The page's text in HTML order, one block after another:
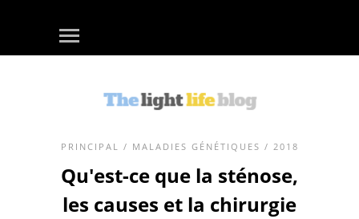
PRINCIPAL / MALADIES GÉNÉTIQUES / 2018
Qu'est-ce que la sténose,
les causes et la chirurgie